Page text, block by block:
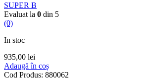
SUPER B
Evaluat la 0 din 5
(0)
In stoc
935,00 lei
Adaugă în coș
Cod Produs: 880062